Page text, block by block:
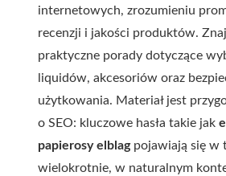
internetowych, zrozumieniu
recenzji i jakości produktów.
praktyczne porady dotyczące
liquidów, akcesoriów oraz
użytkowania. Materiał jest
o SEO: kluczowe hasła takie jak
papierosy elblagpojawiają się w
wielokrotnie, w naturalnym